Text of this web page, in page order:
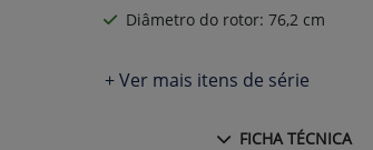
Diâmetro do rotor: 76,2 cm
+ Ver mais itens de série
FICHA TÉCNICA